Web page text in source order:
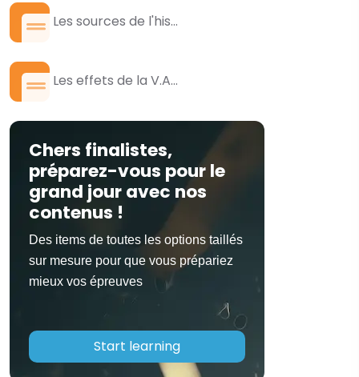
Les sources de l'his...
Les effets de la V.A...
Chers finalistes,
préparez-vous pour le
grand jour avec nos
contenus !
Des items de toutes les options taillés
sur mesure pour que vous prépariez
mieux vos épreuves
Start learning